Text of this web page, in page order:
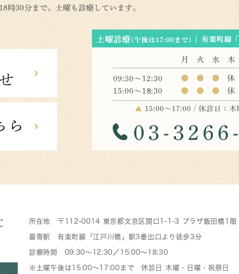
時30分まで。土曜も診療しています。
所在地 〒112-0014 東京都文京区関口1-1-3 プラザ飯田橋1階
最寄駅 有楽町線「江戸川橋」駅3番出口より徒歩3分
診療時間 09:30～12:30／15:00～18:30
※土曜午後は15:00～17:00まで 休診日 木曜・日曜・祝祭日